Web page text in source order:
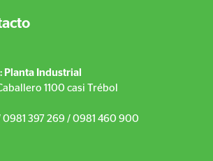
Planta Industrial
1100 casi Trébol
0981 397 269 / 0981 460 900